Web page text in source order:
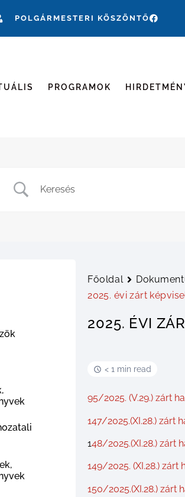
POLGÁRMESTERI KÖSZÖNTŐ
PROGRAMOK
Főoldal
2025. évi zárt
2025. ÉVI
< 1 min read
95/2025. (V.29.) zárt
147/2025.(XI.28.) zárt
148/2025.(XI.28.) zárt
149/2025. (XI.28.) zárt
150/2025.(XI.28.) zárt